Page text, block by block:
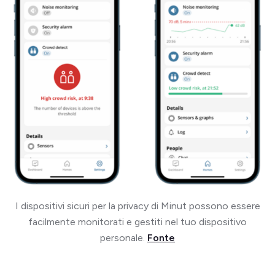
I dispositivi sicuri per la privacy di Minut possono essere
facilmente monitorati e gestiti nel tuo dispositivo
personale. Fonte